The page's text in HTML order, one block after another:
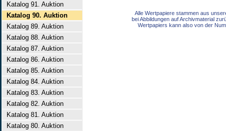
Katalog 91. Auktion
Katalog 90. Auktion
Katalog 89. Auktion
Katalog 88. Auktion
Katalog 87. Auktion
Katalog 86. Auktion
Katalog 85. Auktion
Katalog 84. Auktion
Katalog 83. Auktion
Katalog 82. Auktion
Katalog 81. Auktion
Katalog 80. Auktion
Alle Wertpapiere stammen aus
bei Abbildungen auf Archivmaterial
Wertpapiers kann also von der